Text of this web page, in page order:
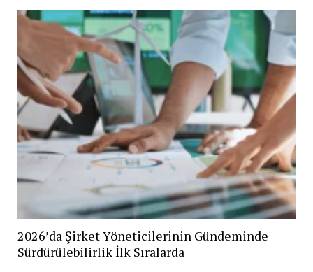
2026’da Şirket Yöneticilerinin Gündeminde
Sürdürülebilirlik İlk Sıralarda